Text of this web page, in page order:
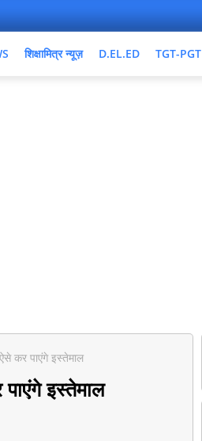
शिक्षामित्र न्यूज़ D.EL.ED TGT-PGT
कर पाएंगे इस्तेमाल
इस्तेमाल